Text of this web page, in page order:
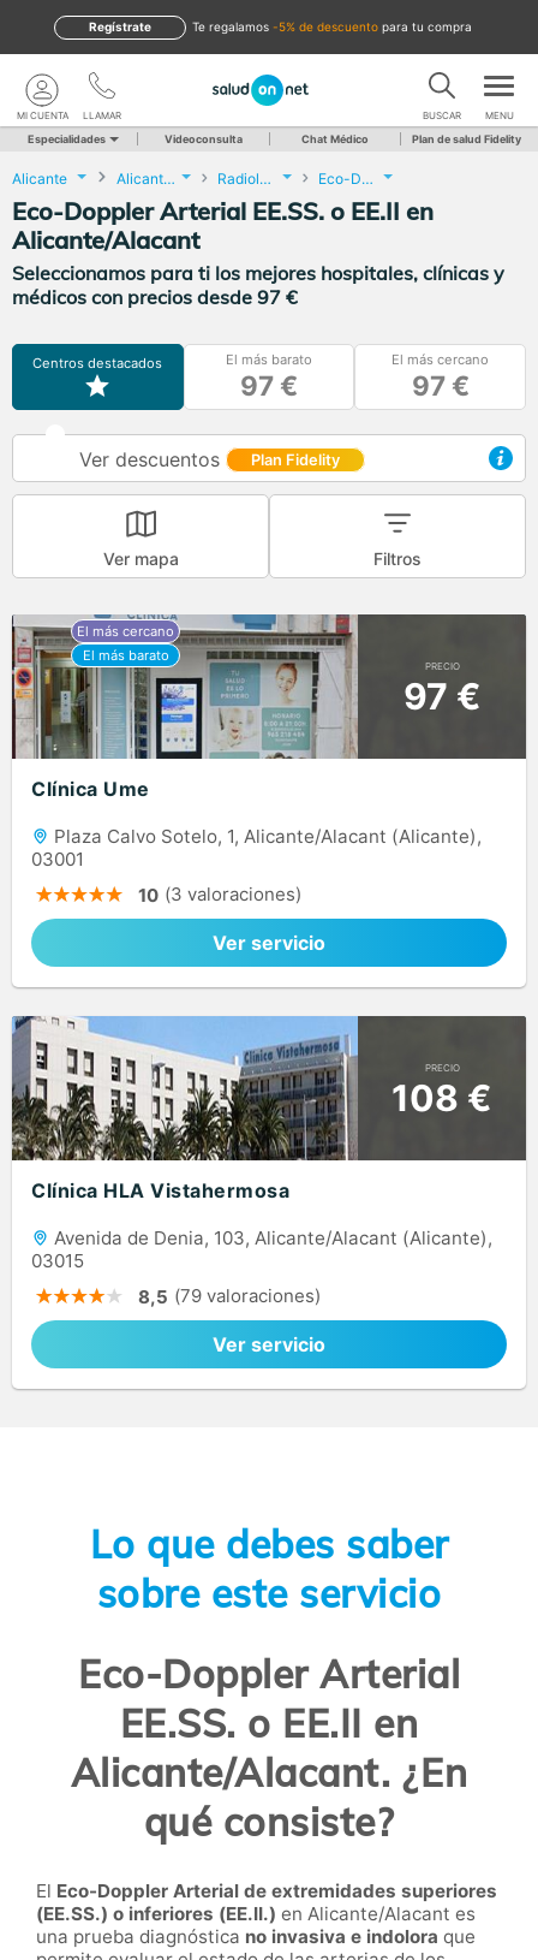
te regalamos -5% de descuento para tu compra
Regístrate
LLAMAR
MI CUENTA BUSCAR MENU
Especialidades Videoconsulta Chat Médico Plan de salud Fidelity
Alicante Alicante/Alacant Radiología Eco-Doppler Arterial EE.SS. o EE.II
Eco-Doppler Arterial EE.SS. o EE.II en
Alicante/Alacant
Seleccionamos para ti los mejores hospitales, clínicas y
médicos con precios desde 97 €
Centros destacados El más barato
97 €
El más cercano
97 €
Ver descuentos Plan Fidelity
Ver mapa Filtros
PRECIO
97 €
Clínica Ume
Plaza Calvo Sotelo, 1, Alicante/Alacant (Alicante),
03001
10 (3 valoraciones)
Ver servicio
PRECIO
108 €
Clínica HLA Vistahermosa
Avenida de Denia, 103, Alicante/Alacant (Alicante),
03015
8,5 (79 valoraciones)
Ver servicio
Lo que debes saber
sobre este servicio
Eco-Doppler Arterial
EE.SS. o EE.II en
Alicante/Alacant. ¿En
qué consiste?
El Eco-Doppler Arterial de extremidades superiores
(EE.SS.) o inferiores (EE.II.) en Alicante/Alacant es
una prueba diagnóstica no invasiva e indolora que